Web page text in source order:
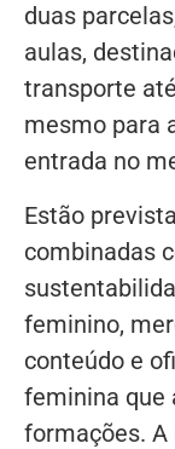
duas
aulas,
transporte
mesmo para
entrada no
Estão
combinadas
feminino,
conteúdo e
feminina que
formações. A